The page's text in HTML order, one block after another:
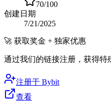
70/100
创建日期
7/21/2025
🚀 获取奖金 + 独家优惠
通过我们的链接注册，获得特
注册于 Bybit
查看